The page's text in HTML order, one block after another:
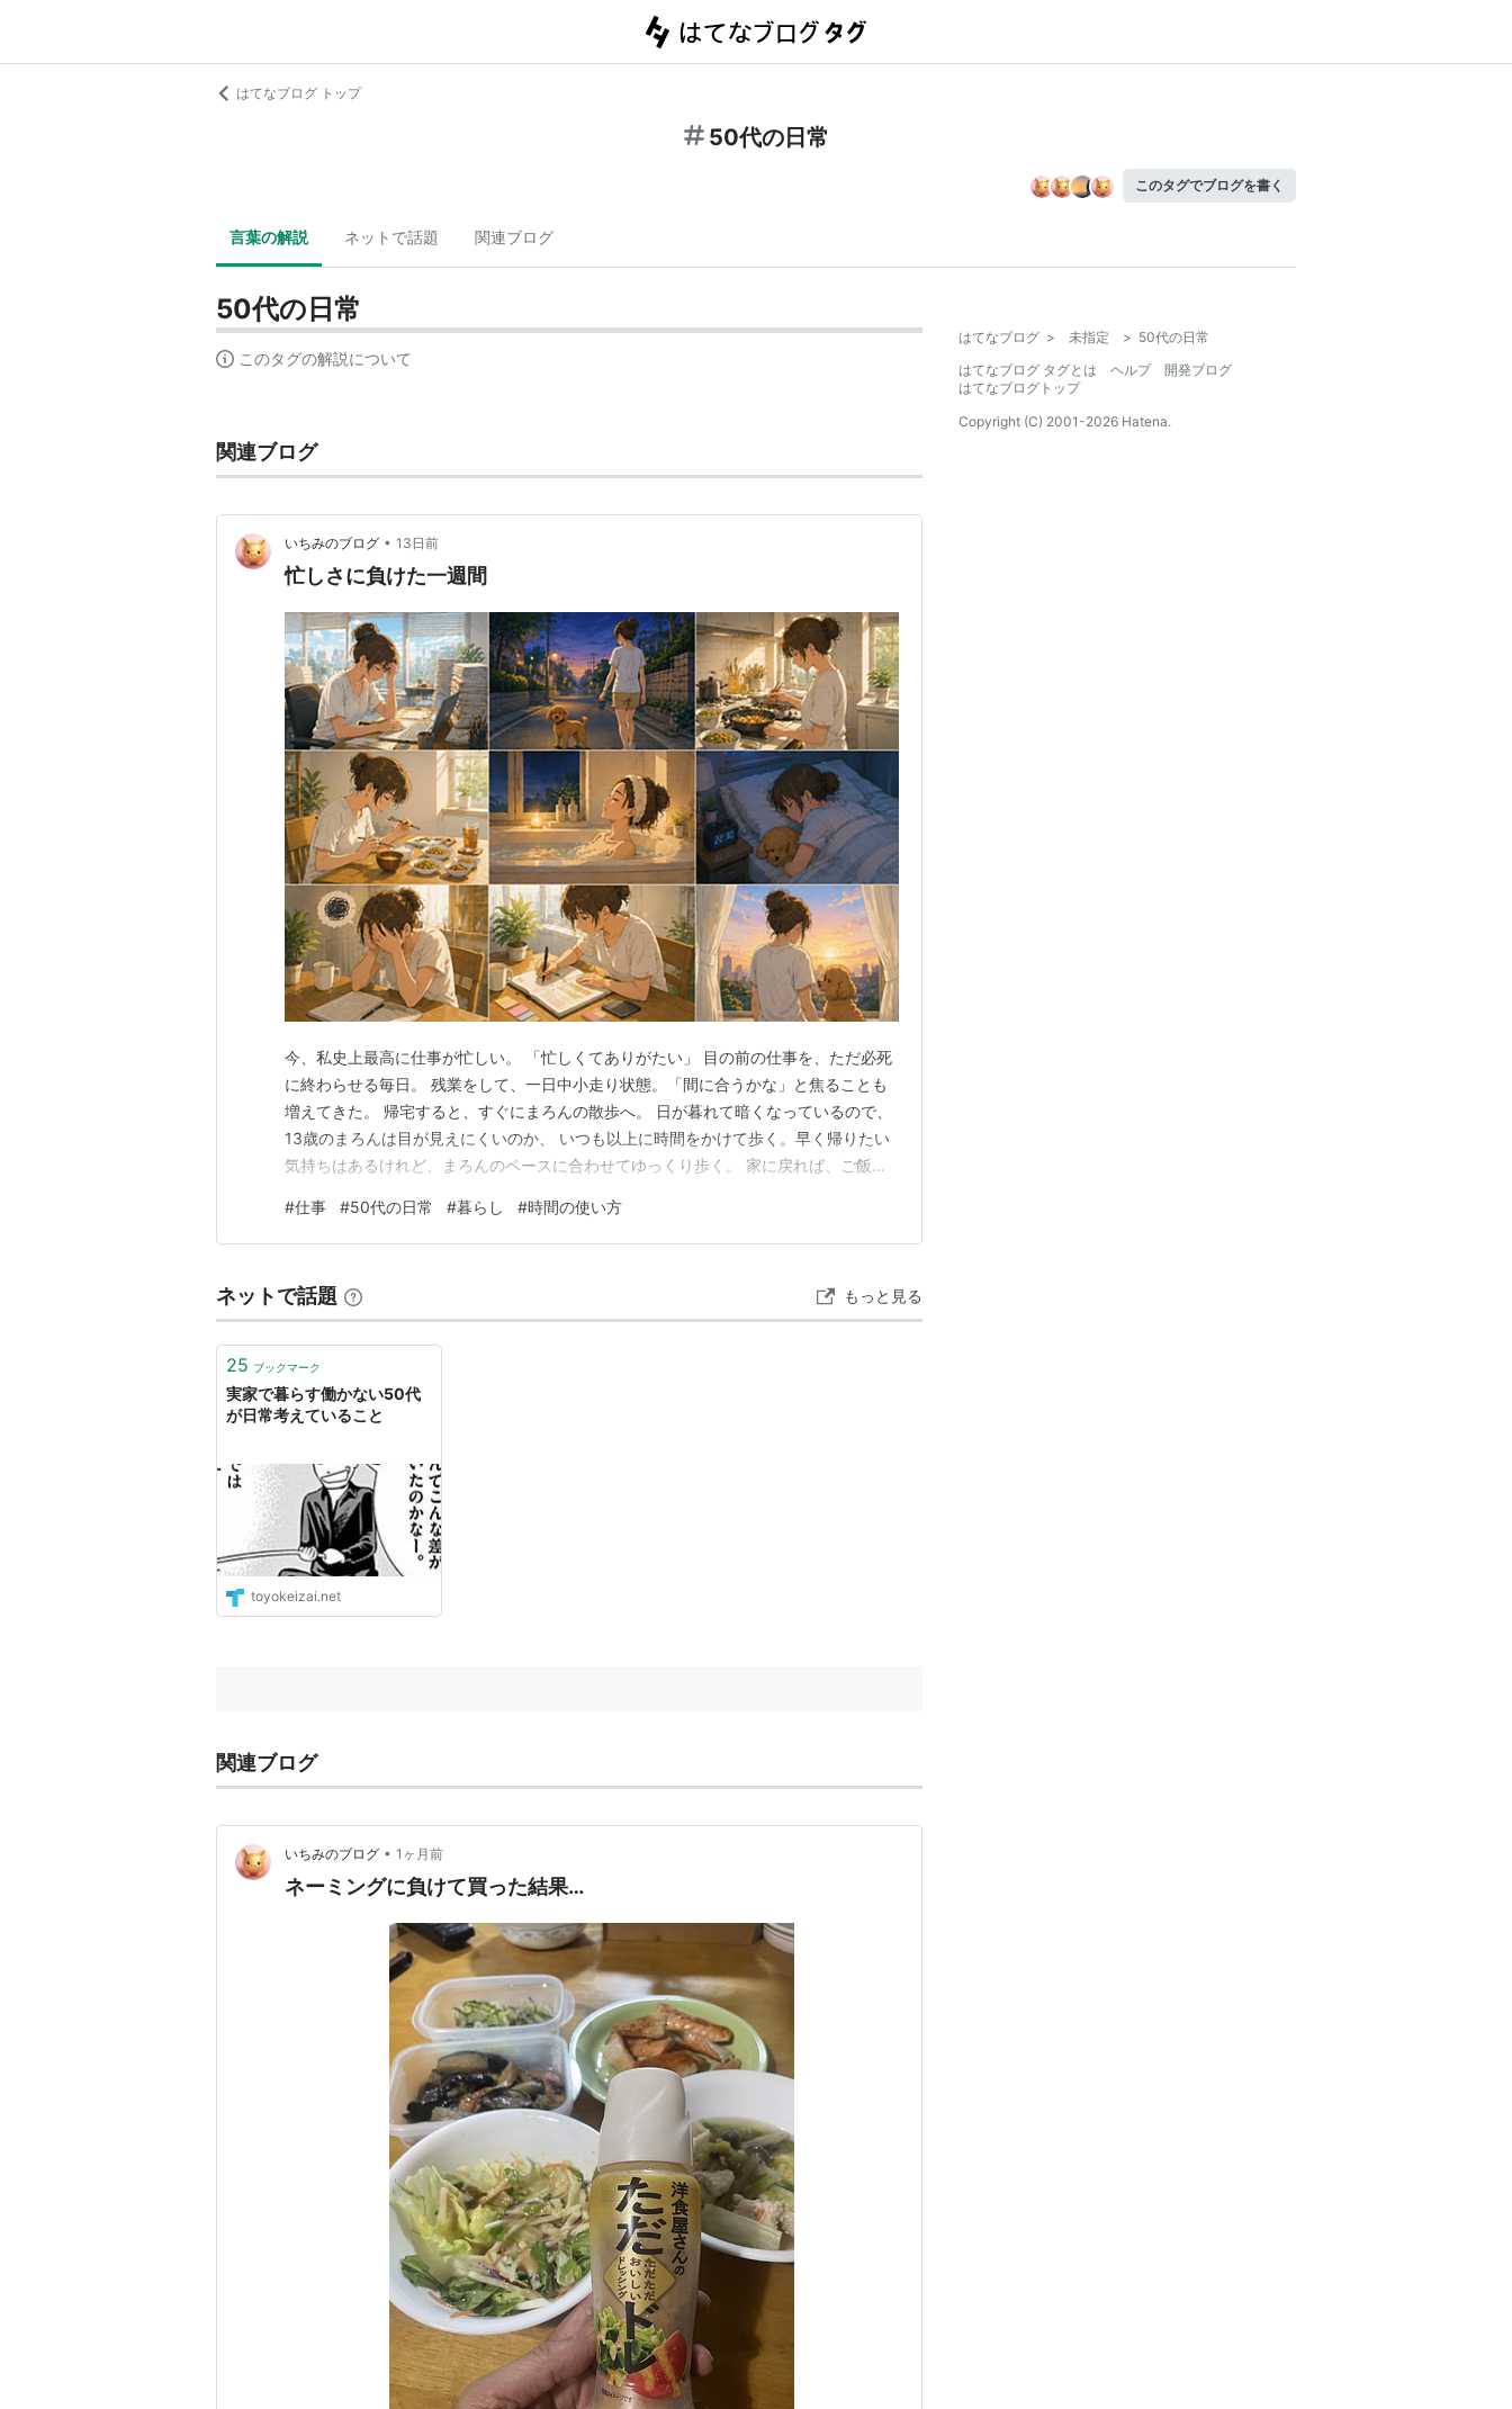
はてなブログ トップ
50代の日常
このタグでブログを書く
言葉の解説 ネットで話題 関連ブログ
50代の日常
このタグの解説について
関連ブログ
いちみのブログ • 13日前
忙しさに負けた一週間
今、私史上最高に仕事が忙しい。 「忙しくてありがたい」 目の前の仕事を、ただ必死
に終わらせる毎日。 残業をして、一日中小走り状態。「間に合うかな」と焦ることも
増えてきた。 帰宅すると、すぐにまろんの散歩へ。 日が暮れて暗くなっているので、
13歳のまろんは目が見えにくいのか、 いつも以上に時間をかけて歩く。早く帰りたい
気持ちはあるけれど、まろんのペースに合わせてゆっくり歩く。 家に戻れば、ご飯を
たら、それこそ仕事が回らなくなる。 この6日間は頭の中もストップ。 寝る前に続け
ていた習慣も止まってしまった。 「習慣は続けろ…
#仕事 #50代の日常 #暮らし #時間の使い方
ネットで話題 もっと見る
25 ブックマーク
実家で暮らす働かない50代
が日常考えていること
toyokeizai.net
関連ブログ
いちみのブログ • 1ヶ月前
ネーミングに負けて買った結果…
はてなブログ > 未指定 > 50代の日常
はてなブログ タグとは
ヘルプ
開発ブログ
はてなブログトップ
Copyright (C) 2001-2026 Hatena.